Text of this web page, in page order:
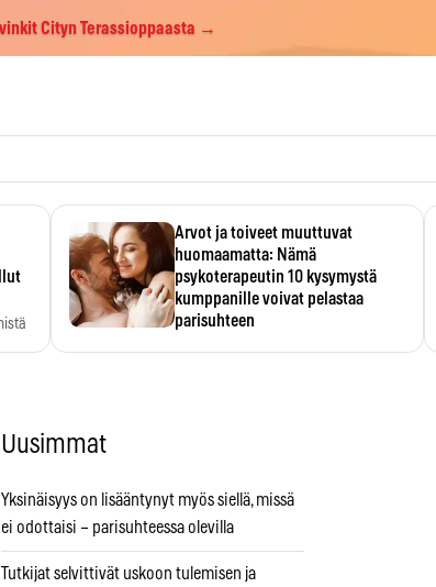
Cityn Terassioppaasta →
Arvot ja toiveet muuttuvat
huomaamatta: Nämä
psykoterapeutin 10 kysymystä
kumppanille voivat pelastaa
parisuhteen
Uusimmat
Yksinäisyys on lisääntynyt myös siellä, missä
ei odottaisi – parisuhteessa olevilla
Tutkijat selvittivät uskoon tulemisen ja